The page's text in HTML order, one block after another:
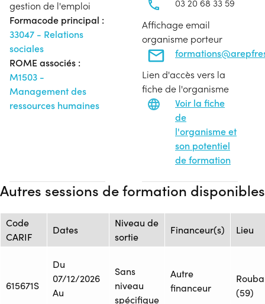
gestion de l'emploi
Formacode principal :
33047 - Relations
sociales
ROME associés :
M1503 -
Management des
ressources humaines
03 20 68 33 59
Affichage email
organisme porteur
Lien d'accès vers la
fiche de l'organisme
Voir la fiche
de
l'organisme et
son potentiel
de formation
Autres sessions de formation disponibles
Code
CARIF
Dates
Niveau de
sortie
Financeur(s) Lieu
615671S
Du
07/12/2026
Au
Sans
niveau
spécifique
Autre
financeur
(59)